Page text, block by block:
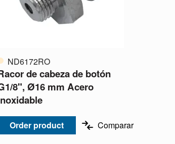
ND6172RO
de cabeza de botón
8", Ø16 mm Acero
Order product Comparar